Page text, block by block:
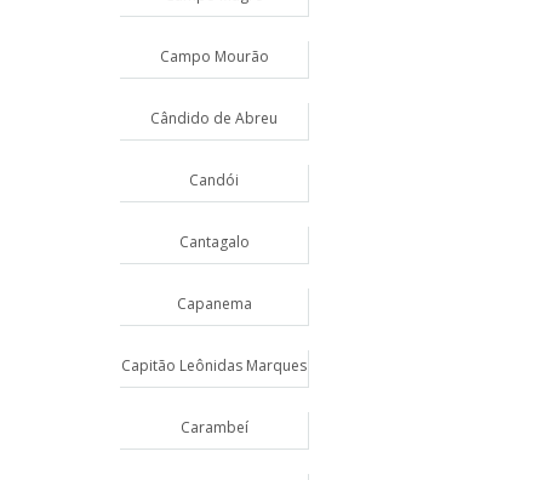
Campo Mourão
Cândido de Abreu
Candói
Cantagalo
Capanema
Capitão Leônidas Marques
Carambeí